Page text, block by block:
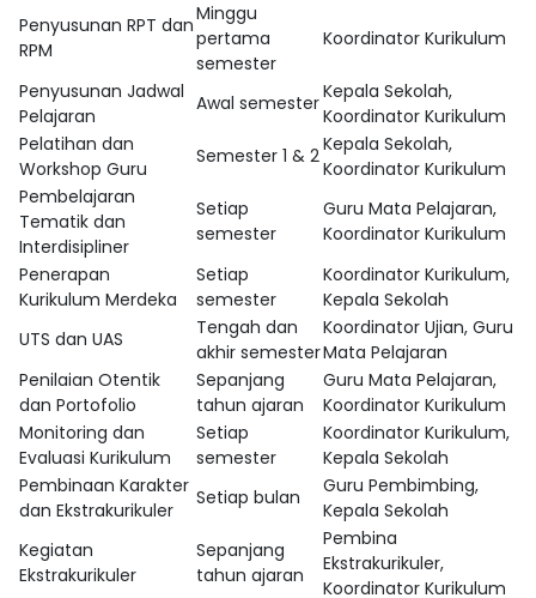
Penyusunan RPT dan
RPM
Minggu
pertama
semester
Koordinator Kurikulum
Penyusunan Jadwal
Pelajaran
Awal semesterKepala Sekolah,
Koordinator Kurikulum
Pelatihan dan
Workshop Guru
Semester 1 & 2Kepala Sekolah,
Koordinator Kurikulum
Pembelajaran
Tematik dan
Interdisipliner
Setiap
semester
Guru Mata Pelajaran,
Koordinator Kurikulum
Penerapan
Kurikulum Merdeka
Setiap
semester
Koordinator Kurikulum,
Kepala Sekolah
UTS dan UAS
Tengah dan
akhir semester
Koordinator Ujian, Guru
Mata Pelajaran
Penilaian Otentik
dan Portofolio
Sepanjang
tahun ajaran
Guru Mata Pelajaran,
Koordinator Kurikulum
Monitoring dan
Evaluasi Kurikulum
Setiap
semester
Koordinator Kurikulum,
Kepala Sekolah
Pembinaan Karakter
dan Ekstrakurikuler
Setiap bulan
Guru Pembimbing,
Kepala Sekolah
Kegiatan
Ekstrakurikuler
Sepanjang
tahun ajaran
Pembina
Ekstrakurikuler,
Koordinator Kurikulum